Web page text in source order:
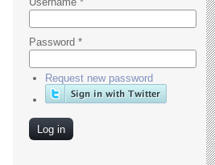
Password *
Request new password